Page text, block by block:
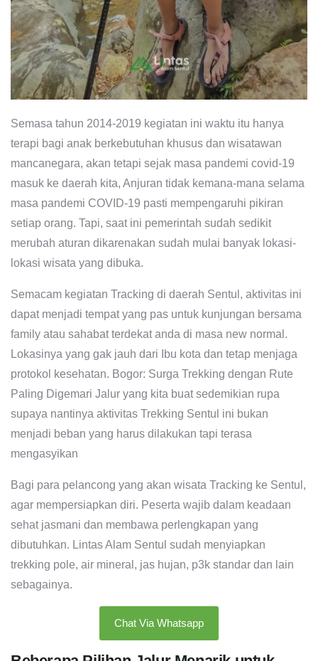
Semasa tahun 2014-2019 kegiatan ini waktu itu hanya
terapi bagi anak berkebutuhan khusus dan wisatawan
mancanegara, akan tetapi sejak masa pandemi covid-19
masuk ke daerah kita, Anjuran tidak kemana-mana selama
masa pandemi COVID-19 pasti mempengaruhi pikiran
setiap orang. Tapi, saat ini pemerintah sudah sedikit
merubah aturan dikarenakan sudah mulai banyak lokasi-
lokasi wisata yang dibuka.
Semacam kegiatan Tracking di daerah Sentul, aktivitas ini
dapat menjadi tempat yang pas untuk kunjungan bersama
family atau sahabat terdekat anda di masa new normal.
Lokasinya yang gak jauh dari Ibu kota dan tetap menjaga
protokol kesehatan. Bogor: Surga Trekking dengan Rute
Paling Digemari Jalur yang kita buat sedemikian rupa
supaya nantinya aktivitas Trekking Sentul ini bukan
menjadi beban yang harus dilakukan tapi terasa
mengasyikan
Bagi para pelancong yang akan wisata Tracking ke Sentul,
agar mempersiapkan diri. Peserta wajib dalam keadaan
sehat jasmani dan membawa perlengkapan yang
dibutuhkan. Lintas Alam Sentul sudah menyiapkan
trekking pole, air mineral, jas hujan, p3k standar dan lain
sebagainya.
Chat Via Whatsapp